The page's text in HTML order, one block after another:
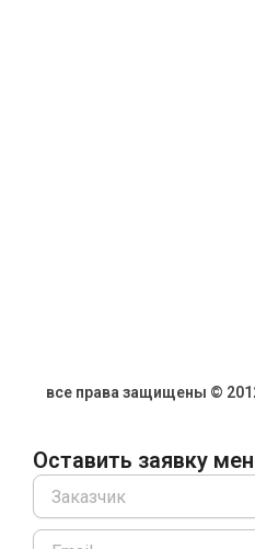
все права защищены ©
Оставить заявку
Name
Email